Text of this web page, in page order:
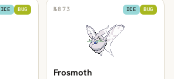
ICE BUG №873 ICE BUG
Frosmoth